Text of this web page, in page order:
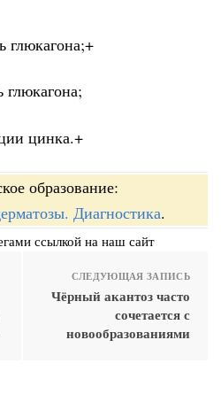
глюкагона;+
цинка.+
образование:
Диагностика.
ссылкой на наш сайт
СЛЕДУЮЩАЯ ЗАПИСЬ
Чёрный акантоз часто
сочетается с
новообразованиями